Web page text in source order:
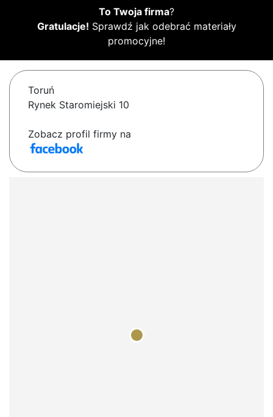
To Twoja firma?
Gratulacje! Sprawdź jak odebrać materiały
promocyjne!
Toruń
Rynek Staromiejski 10
Zobacz profil firmy na